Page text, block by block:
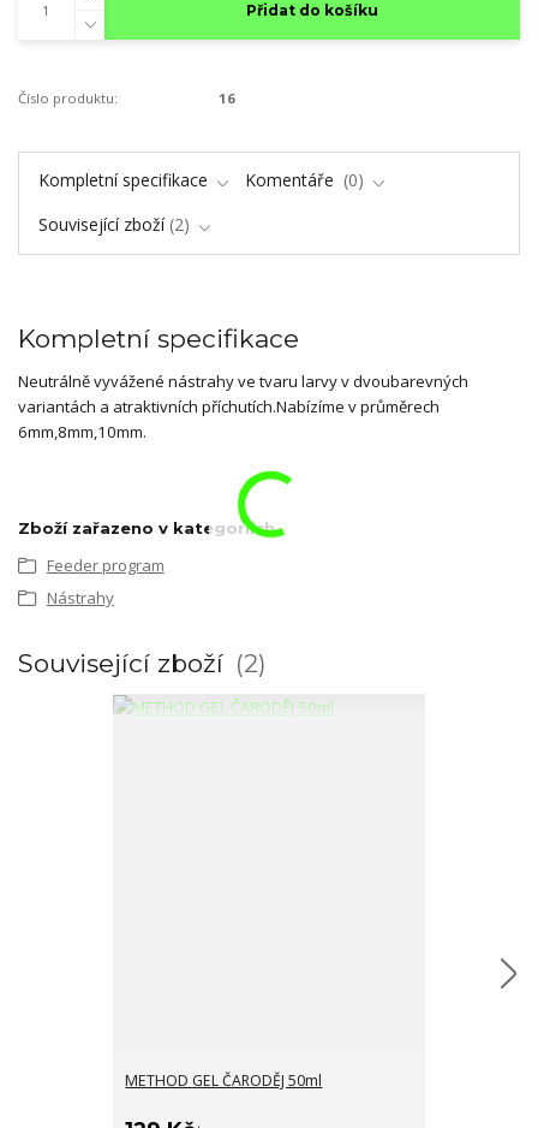
Přidat do košíku
Číslo produktu: 16
Kompletní specifikace Komentáře
0
Související zboží 2
Kompletní specifikace
Neutrálně vyvážené nástrahy ve tvaru larvy v dvoubarevných
variantách a atraktivních příchutích.Nabízíme v průměrech
6mm,8mm,10mm.
Zboží zařazeno v kategoriích
Feeder program
Nástrahy
Související zboží 2
METHOD GEL ČARODĚJ 50ml